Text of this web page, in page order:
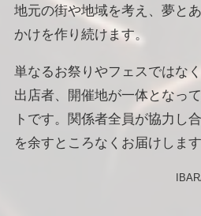
地元の街や地域を考え、夢と
かけを作り続けます。
単なるお祭りやフェスではな
出店者、開催地が一体となっ
トです。関係者全員が協力し
を余すところなくお届けします